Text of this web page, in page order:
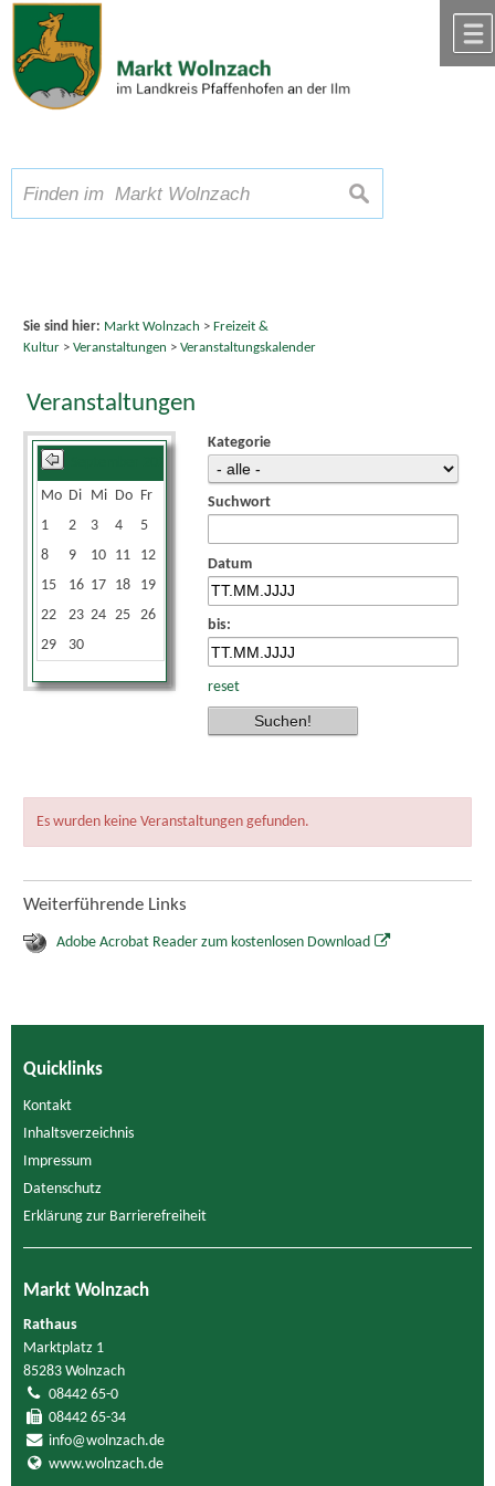
Zum Inhalt,zur Navigation
Schriftgröße A A A suchen
Sie sind hier: Markt Wolnzach > Freizeit &
Kultur> Veranstaltungen > Veranstaltungskalender
Veranstaltungen
Mo Di Mi Do Fr
1
2 3 4 5
8
9 10 11 12
15
16 17 18 19
22
23 24 25 26
29
30
Kategorie
Suchwort
Datum
bis:
reset
Es wurden keine Veranstaltungen gefunden.
Weiterführende Links
Adobe Acrobat Reader zum kostenlosen Download
Quicklinks
Kontakt
Inhaltsverzeichnis
Impressum
Datenschutz
Erklärung zur Barrierefreiheit
Markt Wolnzach
Rathaus
Marktplatz 1
85283 Wolnzach
08442 65-0
08442 65-34
info@wolnzach.de
www.wolnzach.de